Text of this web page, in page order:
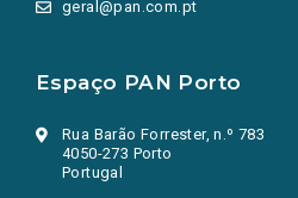
geral@pan.com.pt
Espaço PAN Porto
Rua Barão Forrester, n.º 783
4050-273 Porto
Portugal